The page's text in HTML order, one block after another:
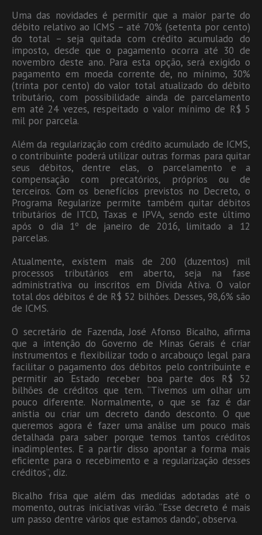
Uma das novidades é permitir que a maior parte do
débito relativo ao ICMS – até 70% (setenta por cento)
do total – seja quitada com crédito acumulado do
imposto, desde que o pagamento ocorra até 30 de
novembro deste ano. Para esta opção, será exigido o
pagamento em moeda corrente de, no mínimo, 30%
(trinta por cento) do valor total atualizado do débito
tributário, com possibilidade ainda de parcelamento
em até 24 vezes, respeitado o valor mínimo de R$ 5
mil por parcela.
Além da regularização com crédito acumulado de ICMS,
o contribuinte poderá utilizar outras formas para quitar
seus débitos, dentre elas, o parcelamento e a
compensação com precatórios, próprios ou de
terceiros. Com os benefícios previstos no Decreto, o
Programa Regularize permite também quitar débitos
tributários de ITCD, Taxas e IPVA, sendo este último
após o dia 1º de janeiro de 2016, limitado a 12
parcelas.
Atualmente, existem mais de 200 (duzentos) mil
processos tributários em aberto, seja na fase
administrativa ou inscritos em Dívida Ativa. O valor
total dos débitos é de R$ 52 bilhões. Desses, 98,6% são
de ICMS.
O secretário de Fazenda, José Afonso Bicalho, afirma
que a intenção do Governo de Minas Gerais é criar
instrumentos e flexibilizar todo o arcabouço legal para
facilitar o pagamento dos débitos pelo contribuinte e
permitir ao Estado receber boa parte dos R$ 52
bilhões de créditos que tem. “Tivemos um olhar um
pouco diferente. Normalmente, o que se faz é dar
anistia ou criar um decreto dando desconto. O que
queremos agora é fazer uma análise um pouco mais
detalhada para saber porque temos tantos créditos
inadimplentes. E a partir disso apontar a forma mais
eficiente para o recebimento e a regularização desses
créditos”, diz.
Bicalho frisa que além das medidas adotadas até o
momento, outras iniciativas virão. “Esse decreto é mais
um passo dentre vários que estamos dando”, observa.